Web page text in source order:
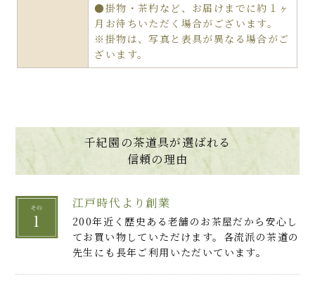
●掛物・茶杓など、お届けまでに約１ヶ
月お待ちいただく場合がございます。
※掛物は、写真と表具が異なる場合がご
ざいます。
千紀園の茶道具が選ばれる
信頼の理由
江戸時代より創業
200年近く歴史ある老舗のお茶屋だから安心し
てお買い物していただけます。各流派の茶道の
先生にも長年ご利用いただいています。